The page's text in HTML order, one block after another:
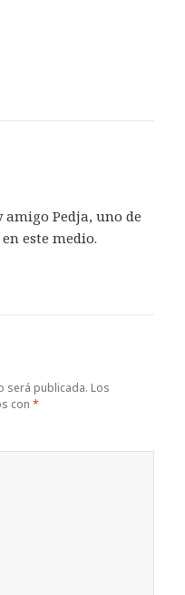
amigo Pedja, uno de
este medio.
será publicada. Los
con*